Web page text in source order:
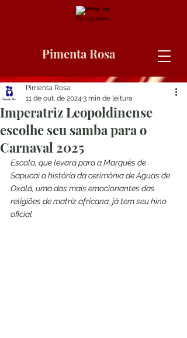
Pimenta Rosa
Imperatriz Leopoldinense
escolhe seu samba para o
Carnaval 2025
Pimenta Rosa
11 de out. de 2024 3 min de leitura
Escola, que levará para a Marquês de
Sapucaí a história da cerimônia de Águas de
Oxalá, uma das mais emocionantes das
religiões de matriz africana, já tem seu hino
oficial